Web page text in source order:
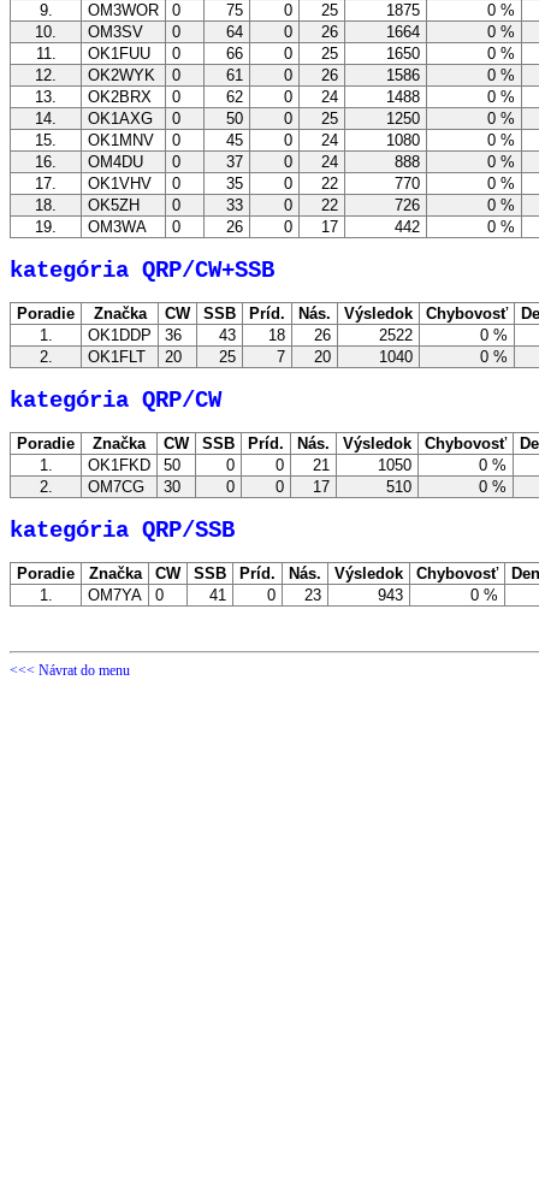
9.
OM3WOR 0 75 0 25 1875
0 %
10.
OM3SV 0 64 0 26 1664
0 %
11.
OK1FUU 0 66 0 25 1650
0 %
12.
OK2WYK 0 61 0 26 1586
0 %
13.
OK2BRX 0 62 0 24 1488
0 %
14.
OK1AXG 0 50 0 25 1250
0 %
15.
OK1MNV 0 45 0 24 1080
0 %
16.
OM4DU 0 37 0 24 888
0 %
17.
OK1VHV 0 35 0 22 770
0 %
18.
OK5ZH 0 33 0 22 726
0 %
19.
OM3WA 0 26 0 17 442 0 %
kategória QRP/CW+SSB
Poradie Značka CW SSB Príd. Nás. Výsledok Chybovosť
1.
OK1DDP 36 43 18 26 2522
0 %
2.
OK1FLT 20 25 7 20 1040 0 %
kategória QRP/CW
Poradie Značka CW SSB Príd. Nás. Výsledok Chybovosť
1.
OK1FKD 50 0 0 21 1050
0 %
2.
OM7CG 30 0 0 17 510 0 %
kategória QRP/SSB
Poradie Značka CW SSB Príd. Nás. Výsledok Chybovosť
1.
OM7YA 0 41 0 23 943 0 %
<<< Návrat do menu